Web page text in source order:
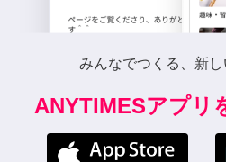
みんなでつくる、新し
ANYTIMESアプリ